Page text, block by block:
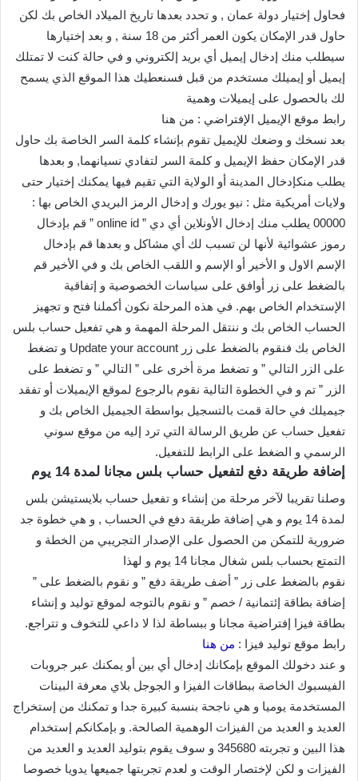
فحاول إختيار دولة عمان , و تحدد بعدها تاريخ الميلاد الخاص بك لكن
حاول قدر الإمكان يكون العمر أكثر من 18 سنة , و بعد إختيارها
سيطلب منك إدخال إيميل أي بريد إلكتروني و في حالة كنت لا تمتلك
إيميل أو إيميلك مستخدم من قبل فسنعطيك هذا الموقع الذي يسمح
لك بالحصول على إيميلات وهمية
رابط موقع الإيميل الإفتراضي : من هنا
بعد نسخك و وضعك للإيميل تقوم بإنشاء كلمة السر الخاصة بك حاول
قدر الإمكان حفظ الإيميل و كلمة السر لتفادي نسيانهما, و بعدها
يطلب منكإدخال المدينة أو الولاية التي تقيم فيها يمكنك إختيار حتى
ولايات أمريكية مثل : نيو يورك و إدخال الرمز البريدي الخاص بها :
00000 يطلب منك إدخال الأونلاين أي دي ” online id ” قم بإدخال
رموز عشوائية لأنها لن تسبب لك أي مشاكل و بعدها قم بإدخال
الإسم الاول و الأخير أو الإسم و اللقب الخاص بك و في الأخير قم
بالضغط على زر أوافق على سياسات الخصوصية و إتفاقية
الإستخدام الخاص بهم. في هذه المرحلة نكون أكملنا فتح و تجهيز
الحساب الخاص بك و ننتقل المرحلة المهمة و هي تفعيل حساب بلس
الخاص بك فنقوم بالضغط على زر Update your account و تضغط
على الزر التالي ” و تضغط مرة أخرى على ” التالي ” و تضغط على
الزر ” تم و في الخطوة التالية نقوم بالرجوع لموقع الإيميلات أو تفقد
جيميلك في حالة قمت بالتسجيل بواسطة الجيميل الخاص بك و
تفعيل حساب عن طريق الرسالة التي ترد إليه من موقع سوني
الرسمي و الضغط على الرابط للتفعيل.
إضافة طريقة دفع لتفعيل حساب بلس مجانا لمدة 14 يوم
وصلنا تقريبا لآخر مرحلة من إنشاء و تفعيل حساب بلايستيشن بلس
لمدة 14 يوم و هي إضافة طريقة دفع في الحساب , و هي خطوة جد
ضرورية للتمكن من الحصول على الإصدار التجريبي من الخطة و
التمتع بحساب بلس شغال مجانا 14 يوم و لهذا
نقوم بالضغط على زر ” أضف طريقة دفع ” و نقوم بالضغط على ”
إضافة بطاقة إئتمانية / خصم ” و نقوم بالتوجه لموقع توليد و إنشاء
بطاقة فيزا إفتراضية مجانا و ببساطة لذا لا داعي للتخوف و تتراجع.
رابط موقع توليد فيزا : من هنا
و عند دخولك الموقع بإمكانك إدخال أي بين أو يمكنك عبر جروبات
الفيسبوك الخاصة ببطاقات الفيزا و الجوجل بلاي معرفة البينات
المستخدمة يوميا و هي ناجحة بنسبة كبيرة جدا و تمكنك من إستخراج
العديد و العديد من الفيزات الوهمية الصالحة. و بإمكانكم إستخدام
هذا البين و تجربته 345680 و سوف يقوم بتوليد العديد و العديد من
الفيزات و لكن لإختصار الوقت و لعدم تجربتها جميعها يدويا خصوصا